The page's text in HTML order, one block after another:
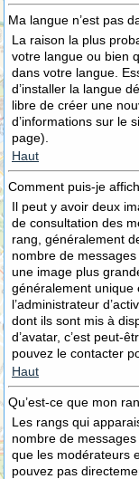
Ma langue n’est pas
La raison la plus
votre langue ou bien
dans votre langue.
d’installer la langue
libre de créer une
d’informations sur le
page).
Haut
Comment puis-je
Il peut y avoir deux
de consultation des
rang, généralement
nombre de
une image plus
généralement unique
l’administrateur
dont ils sont mis à
d’avatar, c’est peut-
pouvez le contacter
Haut
Qu’est-ce que mon
Les rangs qui
nombre de
que les modérateurs
pouvez pas